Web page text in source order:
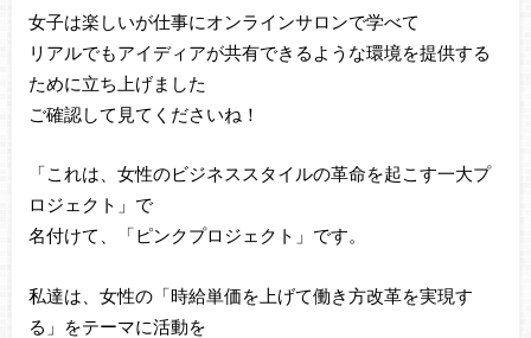
女子は楽しいが仕事にオンラインサロンで学べて
リアルでもアイディアが共有できるような環境を提供する
ために立ち上げました
ご確認して見てくださいね！
「これは、女性のビジネススタイルの革命を起こす一大プ
ロジェクト」で
名付けて、「ピンクプロジェクト」です。
私達は、女性の「時給単価を上げて働き方改革を実現す
る」をテーマに活動を